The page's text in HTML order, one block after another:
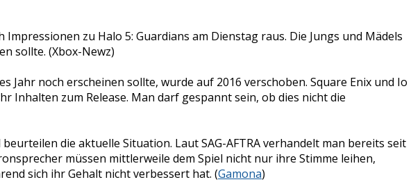
zu Halo 5: Guardians am Dienstag raus. Die Jungs und Mädels
sollte. (Xbox-Newz)
noch erscheinen sollte, wurde auf 2016 verschoben. Square Enix und Io
zum Release. Man darf gespannt sein, ob dies nicht die
die aktuelle Situation. Laut SAG-AFTRA verhandelt man bereits seit
müssen mittlerweile dem Spiel nicht nur ihre Stimme leihen,
sich ihr Gehalt nicht verbessert hat. (Gamona)